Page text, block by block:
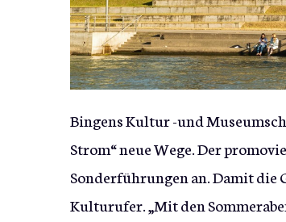
Bingens Kultur -und
Strom“ neue Wege. Der
Sonderführungen an. Damit die
Kulturufer. „Mit den